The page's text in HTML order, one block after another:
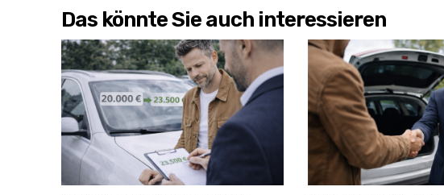
Das könnte Sie auch interessieren